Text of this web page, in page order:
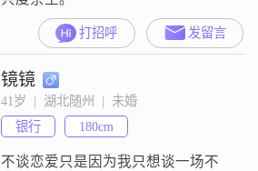
打招呼 发留言
镜镜
41岁  |  湖北随州  |  未婚
银行
180cm
不谈恋爱只是因为我只想谈一场不